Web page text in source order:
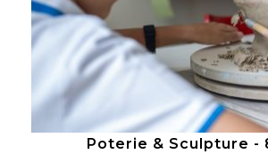
Poterie & Sculpture -